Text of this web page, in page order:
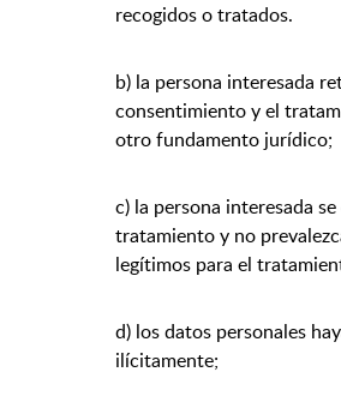
recogidos o tratados.
b) la persona interesada
consentimiento y el
otro fundamento jurídico;
c) la persona interesada
tratamiento y no
legítimos para el
d) los datos personales
ilícitamente;